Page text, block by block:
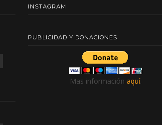
INSTAGRAM
PUBLICIDAD Y DONACIONES
Mas información aquí.